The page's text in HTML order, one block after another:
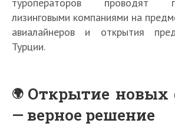
туроператоров проводят
лизинговыми компаниями на
авиалайнеров и открытия
Турции.
Открытие новых
— верное решение